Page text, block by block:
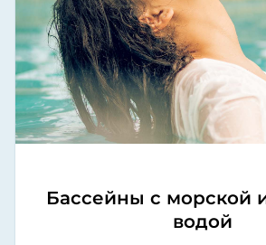
Бассейны с морской
водой